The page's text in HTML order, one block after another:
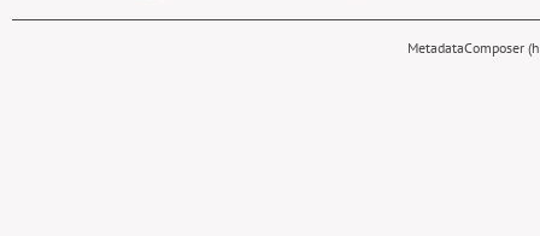
MetadataComposer